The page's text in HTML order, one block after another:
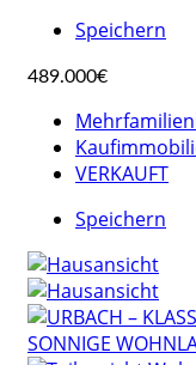
Speichern
489.000€
VERKAUFT
Speichern